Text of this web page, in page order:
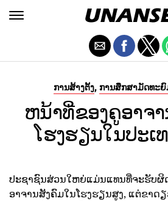
ການສ້າງຕັ້ງ, ການສຶກສາມັດທະຍົ
ຫນ້າທີ່ຂອງຄູອາຈ
ໂຮງຮຽນໃນປະເ
ປະຊາຊົນສ່ວນໃຫຍ່ແມ່ນແທນທີ່ຈະຮັບຜິ
ອາຈານສັງຄົມໃນໂຮງຮຽນສູງ, ແຕ່ຂາດ